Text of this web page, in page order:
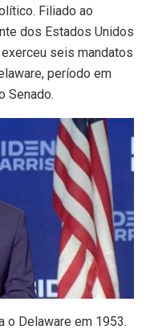
Filiado ao
dos Estados Unidos
seis mandatos
período em
Senado.
o Delaware em 1953.